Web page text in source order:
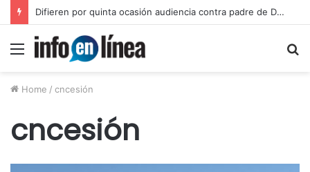
Difieren por quinta ocasión audiencia contra padre de Dafne
Menu
Home / cncesión
cncesión